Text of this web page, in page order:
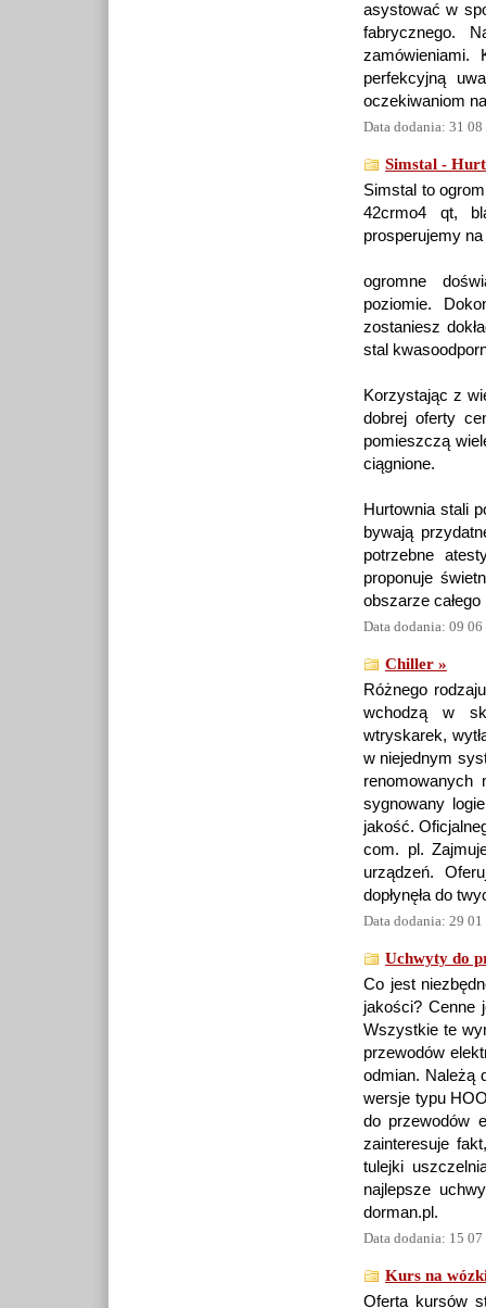
asystować w
fabrycznego.
zamówieniami.
perfekcyjną
oczekiwaniom
Data dodania: 31
Simstal -
Simstal to
42crmo4 qt,
prosperujemy
ogromne
poziomie.
zostaniesz
stal
Korzystając z
dobrej oferty
pomieszczą
ciągnione.
Hurtownia stali
bywają
potrzebne
proponuje
obszarze całego
Data dodania: 09
Chiller »
Różnego
wchodzą w
wtryskarek,
w niejednym
renomowanych
sygnowany
jakość.
com. pl.
urządzeń.
dopłynęła do
Data dodania: 29
Uchwyty do
Co jest
jakości? Cenne
Wszystkie te
przewodów
odmian. Należą
wersje typu
do przewodów
zainteresuje
tulejki
najlepsze
dorman.pl.
Data dodania: 15
Kurs na
Oferta kursów